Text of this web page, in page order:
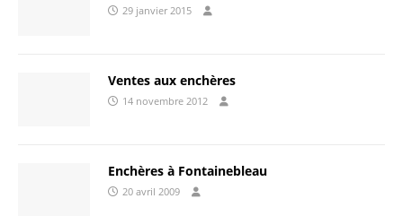
29 janvier 2015
Ventes aux enchères
14 novembre 2012
Enchères à Fontainebleau
20 avril 2009